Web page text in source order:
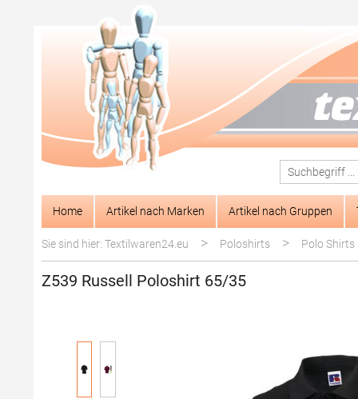
Zur Hauptnavigation springen
Home Artikel nach Marken Artikel nach Gruppen
Sie sind hier: Textilwaren24.eu > Poloshirts > Polo Shirts
Z539 Russell Poloshirt 65/35